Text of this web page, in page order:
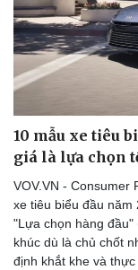
10 mẫu xe tiêu
giá là lựa chọn
VOV.VN - Consumer
xe tiêu biểu đầu
"Lựa chọn hàng đầu"
khúc dù là chủ chốt
định khắt khe và thực